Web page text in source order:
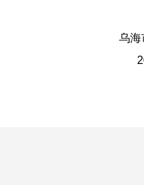
乌海市医
2024年